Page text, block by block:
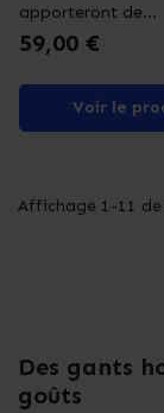
apporteront de...
Prix
59,00 €
Voir le
Affichage 1-11
Des gants
goûts